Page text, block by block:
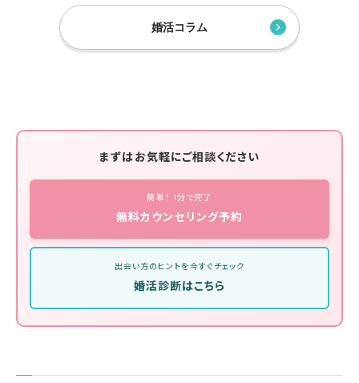
婚活コラム
まずはお気軽にご相談ください
簡単！ 1分で完了
無料カウンセリング予約
出会い方のヒントを今すぐチェック
婚活診断はこちら